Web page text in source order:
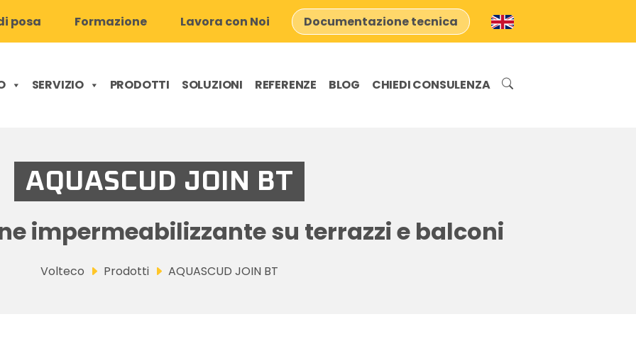
posa Formazione Lavora con Noi Documentazione tecnica
SERVIZIO PRODOTTI SOLUZIONI REFERENZE BLOG CHIEDI CONSULENZA
AQUASCUD JOIN BT
impermeabilizzante su terrazzi e balconi
Volteco Prodotti AQUASCUD JOIN BT